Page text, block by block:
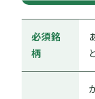
必須銘
柄